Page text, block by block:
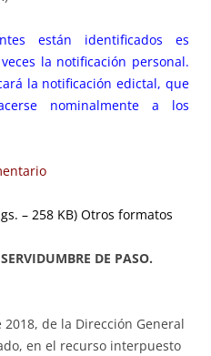
están identificados es
la notificación personal.
la notificación edictal, que
nominalmente a los
– 258 KB) Otros formatos
DE PASO.
de la Dirección General
en el recurso interpuesto